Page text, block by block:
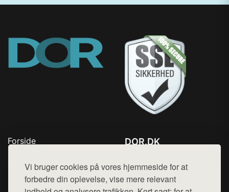
Vi bruger cookies på vores hjemmeside for at
forbedre din oplevelse, vise mere relevant
Forside
Top Rabatter
Kontakt
DOR.DK
Mail: hej@want.dk